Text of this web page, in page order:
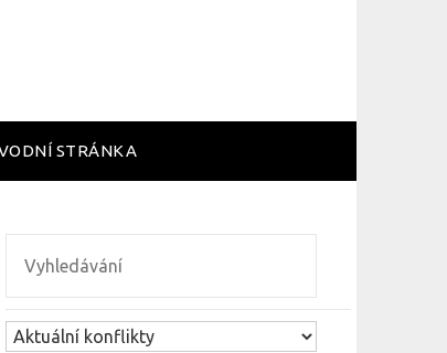
STRÁNKA